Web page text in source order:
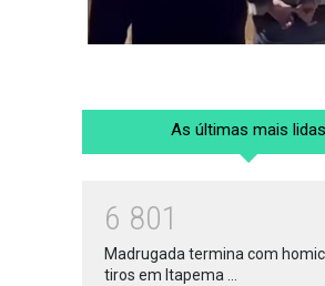
As últimas mais lidas
6 801
Madrugada termina com
tiros em Itapema ...